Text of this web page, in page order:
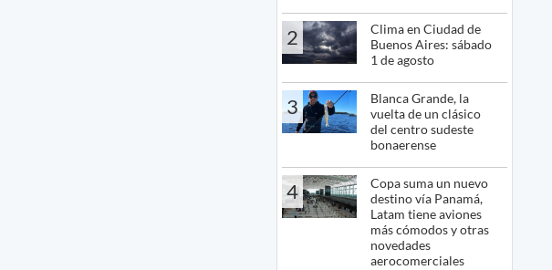
2
Clima en Ciudad de
Buenos Aires: sábado
1 de agosto
3
Blanca Grande, la
vuelta de un clásico
del centro sudeste
bonaerense
4
Copa suma un nuevo
destino vía Panamá,
Latam tiene aviones
más cómodos y otras
novedades
aerocomerciales